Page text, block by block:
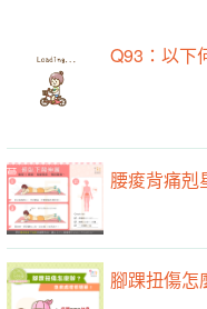
Q93：以下
腰痠背痛剋
腳踝扭傷怎